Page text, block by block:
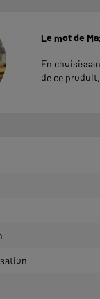
Le mot de
En
de ce produit,